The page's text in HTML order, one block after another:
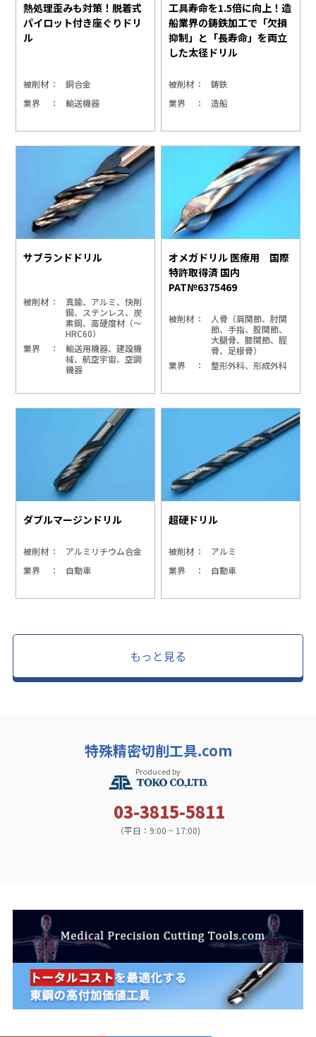
熱処理歪みも対策！脱着式
パイロット付き座ぐりドリ
ル
被削材
銅合金
業界
輸送機器
工具寿命を1.5倍に向上！造
船業界の鋳鉄加工で「欠損
抑制」と「長寿命」を両立
した太径ドリル
被削材
鋳鉄
業界
造船
サブランドドリル
被削材
真鍮、アルミ、快削
鋼、ステンレス、炭
素鋼、高硬度材（～
HRC60）
業界
輸送用機器、建設機
械、航空宇宙、空調
機器
オメガドリル 医療用 国際
特許取得済 国内
PAT№6375469
被削材
人骨（肩関節、肘関
節、手指、股関節、
大腿骨、膝関節、脛
骨、足根骨）
業界
整形外科、形成外科
ダブルマージンドリル
被削材
アルミリチウム合金
業界
自動車
超硬ドリル
被削材
アルミ
業界
自動車
もっと見る
特殊精密切削工具.com
Produced by
03-3815-5811
（平日：9:00 ~ 17:00)